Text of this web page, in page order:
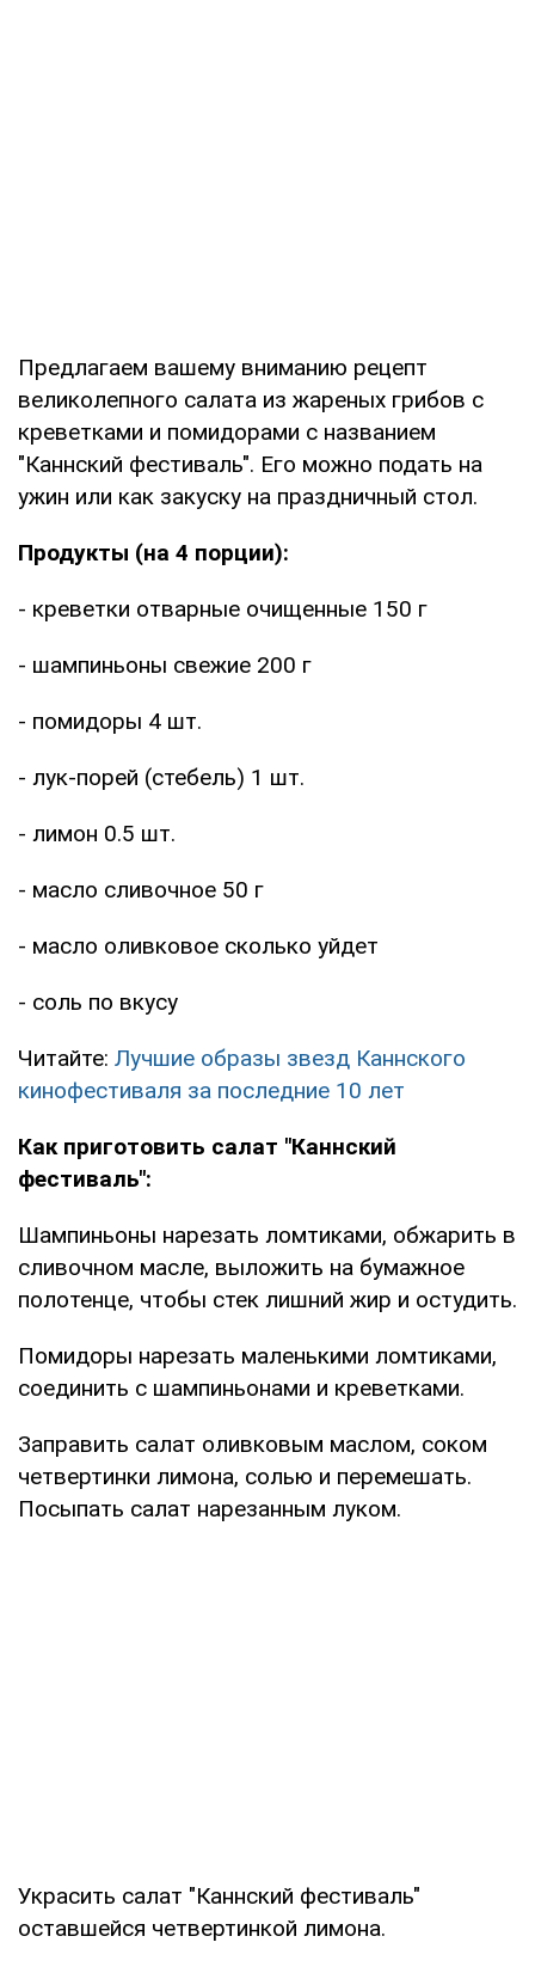
Предлагаем вашему вниманию рецепт
великолепного салата из жареных грибов с
креветками и помидорами с названием
"Каннский фестиваль". Его можно подать на
ужин или как закуску на праздничный стол.
Продукты (на 4 порции):
- креветки отварные очищенные 150 г
- шампиньоны свежие 200 г
- помидоры 4 шт.
- лук-порей (стебель) 1 шт.
- лимон 0.5 шт.
- масло сливочное 50 г
- масло оливковое сколько уйдет
- соль по вкусу
Читайте: Лучшие образы звезд Каннского
кинофестиваля за последние 10 лет
Как приготовить салат "Каннский
фестиваль":
Шампиньоны нарезать ломтиками, обжарить в
сливочном масле, выложить на бумажное
полотенце, чтобы стек лишний жир и остудить.
Помидоры нарезать маленькими ломтиками,
соединить с шампиньонами и креветками.
Заправить салат оливковым маслом, соком
четвертинки лимона, солью и перемешать.
Посыпать салат нарезанным луком.
Украсить салат "Каннский фестиваль"
оставшейся четвертинкой лимона.